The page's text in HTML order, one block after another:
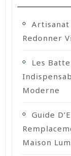
Artisanat
Redonner
Les
Moderne
Guide
Maison